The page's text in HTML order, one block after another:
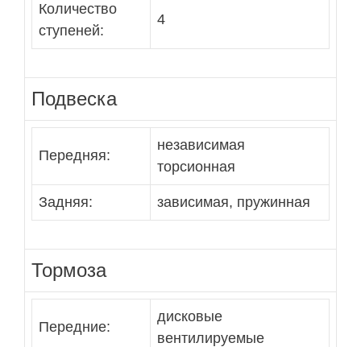
Количество
ступеней:
4
Подвеска
Передняя:
независимая
торсионная
Задняя: зависимая, пружинная
Тормоза
Передние:
дисковые
вентилируемые